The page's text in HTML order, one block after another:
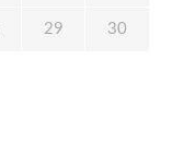
29 30